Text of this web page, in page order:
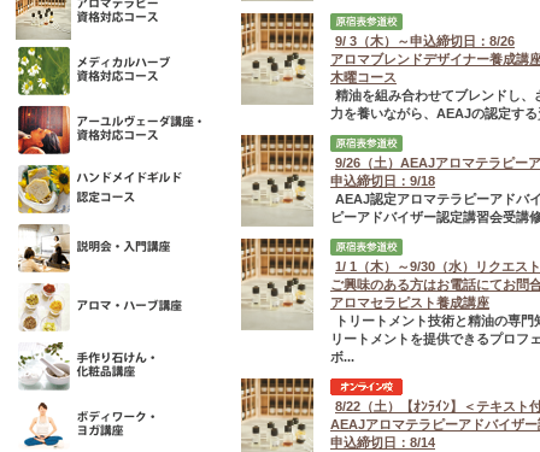
9/ 3（木）～申込締切日：8/26
アロマブレンドデザイナー養成講
木曜コース
精油を組み合わせてブレンドし
力を養いながら、AEAJの認定す
9/26（土）AEAJアロマテラピー
申込締切日：9/18
AEAJ認定アロマテラピーアドバ
ピーアドバイザー認定講習会受講
1/ 1（木）～9/30（水）リクエス
ご興味のある方はお電話にてお問
アロマセラピスト養成講座
トリートメント技術と精油の専
リートメントを提供できるプロフ
ボ...
8/22（土）【ｵﾝﾗｲﾝ】＜テキスト
AEAJアロマテラピーアドバイザ
申込締切日：8/14